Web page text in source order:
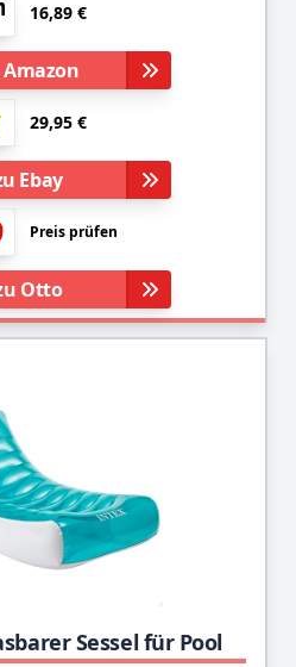
16,89 €
Amazon
29,95 €
Ebay
Preis prüfen
Otto
Sessel für Pool